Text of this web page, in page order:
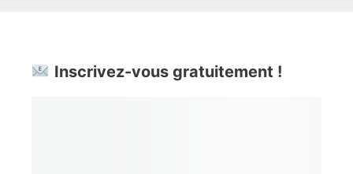
Inscrivez-vous gratuitement !